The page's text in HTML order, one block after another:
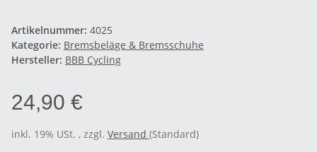
Artikelnummer: 4025
Kategorie: Bremsbeläge & Bremsschuhe
Hersteller: BBB Cycling
24,90 €
inkl. 19% USt. , zzgl. Versand (Standard)